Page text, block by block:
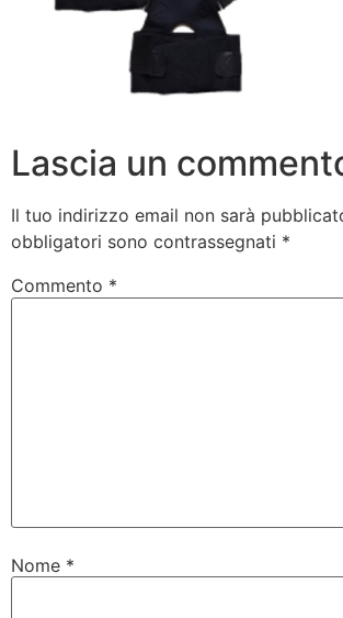
Lascia un
Il tuo indirizzo email non sarà
obbligatori sono contrassegnati *
Commento *
Nome *